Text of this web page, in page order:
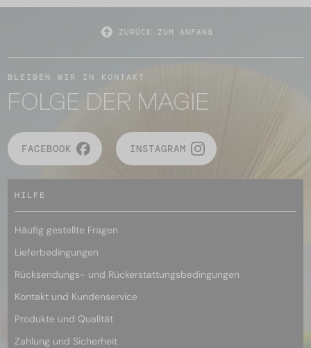
ZURÜCK ZUM ANFANG
BLEIBEN WIR IN KONTAKT
FOLGE DER MAGIE
FACEBOOK INSTAGRAM
HILFE
Häufig gestellte Fragen
Lieferbedingungen
Rücksendungs- und Rückerstattungsbedingungen
Kontakt und Kundenservice
Produkte und Qualität
Zahlung und Sicherheit